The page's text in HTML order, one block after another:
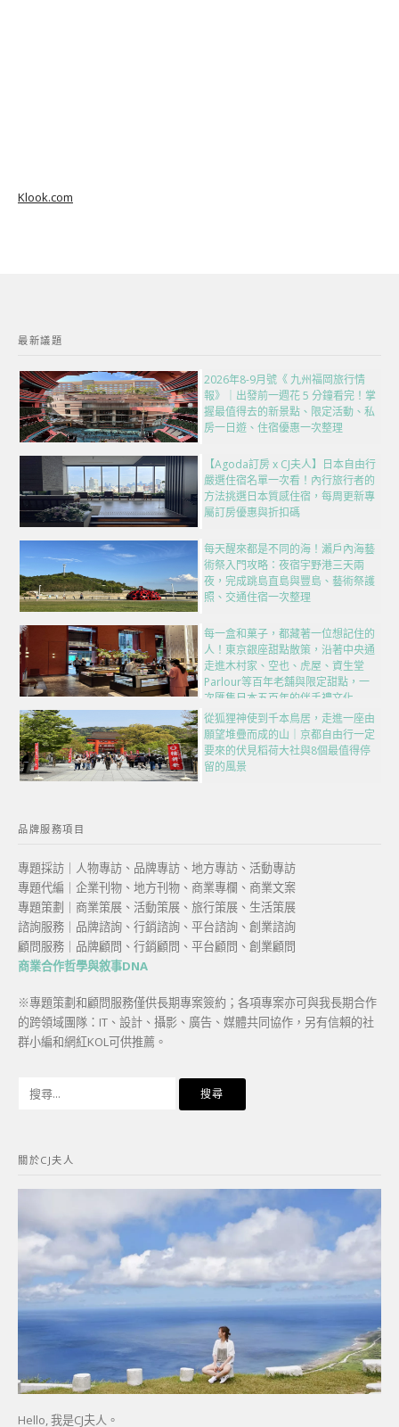
Klook.com
最新議題
2026年8-9月號《 九州福岡旅行情
報》｜出發前一週花 5 分鐘看完！掌
握最值得去的新景點、限定活動、私
房一日遊、住宿優惠一次整理
【Agoda訂房 x CJ夫人】日本自由行
嚴選住宿名單一次看！內行旅行者的
方法挑選日本質感住宿，每周更新專
屬訂房優惠與折扣碼
每天醒來都是不同的海！瀨戶內海藝
術祭入門攻略：夜宿宇野港三天兩
夜，完成跳島直島與豐島、藝術祭護
照、交通住宿一次整理
每一盒和菓子，都藏著一位想記住的
人！東京銀座甜點散策，沿著中央通
走進木村家、空也、虎屋、資生堂
Parlour等百年老舖與限定甜點，一
次匯集日本五百年的伴手禮文化
從狐狸神使到千本鳥居，走進一座由
願望堆疊而成的山｜京都自由行一定
要來的伏見稻荷大社與8個最值得停
留的風景
品牌服務項目
專題採訪｜人物專訪、品牌專訪、地方專訪、活動專訪
專題代編｜企業刊物、地方刊物、商業專欄、商業文案
專題策劃｜商業策展、活動策展、旅行策展、生活策展
諮詢服務｜品牌諮詢、行銷諮詢、平台諮詢、創業諮詢
顧問服務｜品牌顧問、行銷顧問、平台顧問、創業顧問
商業合作哲學與敘事DNA
※專題策劃和顧問服務僅供長期專案簽約；各項專案亦可與我長期合作
的跨領域團隊：IT、設計、攝影、廣告、媒體共同協作，另有信賴的社
群小編和網紅KOL可供推薦。
字:
關於CJ夫人
Hello, 我是CJ夫人。